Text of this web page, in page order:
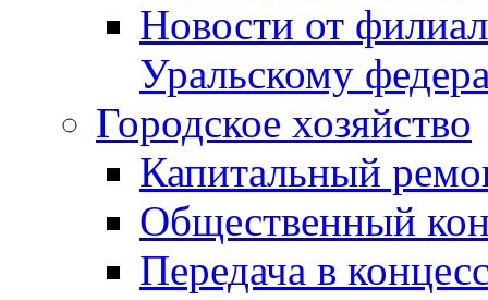
Новости от
Уральскому
Городское хозяйство
Капитальный
Общественный
Передача в